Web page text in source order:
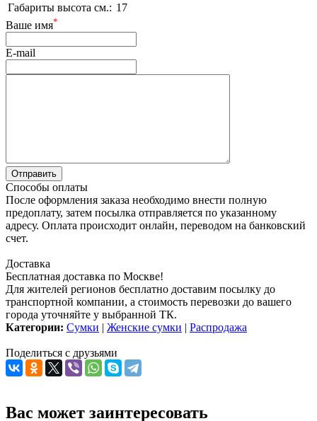
Габариты высота см.: 17
Ваше имя*
E-mail
Способы оплаты
После оформления заказа необходимо внести полную
предоплату, затем посылка отправляется по указанному
адресу. Оплата происходит онлайн, переводом на банковский
счет.
Доставка
Бесплатная доставка по Москве!
Для жителей регионов бесплатно доставим посылку до
транспортной компании, а стоимость перевозки до вашего
города уточняйте у выбранной ТК.
Категории: Сумки | Женские сумки | Распродажа
Поделиться с друзьями
Вас может заинтересовать